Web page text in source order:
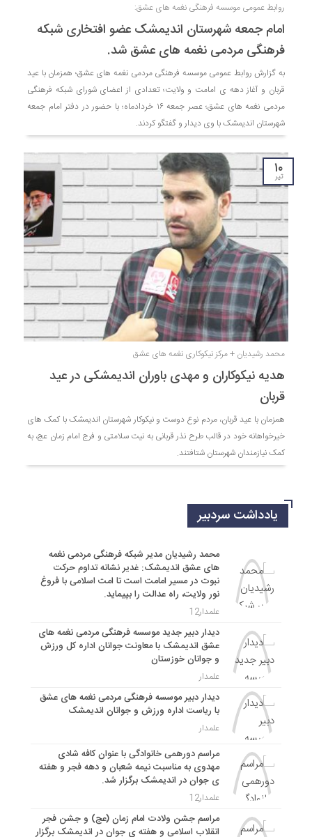
روابط عمومی موسسه فرهنگی نغمه های عشق:
امام جمعه شهرستان اندیمشک عضو افتخاری شبکه
فرهنگی مردمی نغمه های عشق شد.
به گزارش روابط عمومی موسسه فرهنگی مردمی نغمه های عشق؛ همزمان با عید
قربان و آغاز دهه ی امامت و ولایت؛ تعدادی از اعضای شورای شبکه فرهنگی
مردمی نغمه های عشق؛ عصر جمعه ۱۶ خردادماه؛ با حضور در دفتر امام جمعه
شهرستان اندیمشک با وی دیدار و گفتگو کردند.
۱۰
تیر
محمد رشیدیان + مرکز نیکوکاری نغمه های عشق
هدیه نیکوکاران و مهدی باوران اندیمشکی در عید
قربان
همزمان با عید قربان، مردم نوع دوست و نیکوکار شهرستان اندیمشک با کمک های
خیرخواهانه خود در قالب طرح نذر قربانی به نیت سلامتی و فرج امام زمان عج، به
کمک نیازمندان شهرستان شتافتند.
یادداشت سردبیر
محمد رشیدیان مدیر شبکه فرهنگی مردمی نغمه
های عشق اندیمشک: غدیر نشانه تداوم حرکت
نبوت در مسیر امامت است تا امت اسلامی با فروغ
نور ولایت، راه عدالت را بپیماید.
علمدار12
دیدار دبیر جدید موسسه فرهنگی مردمی نغمه های
عشق اندیمشک با معاونت جوانان اداره کل ورزش
و جوانان خوزستان
علمدار
دیدار دبیر موسسه فرهنگی مردمی نغمه های عشق
با ریاست اداره ورزش و جوانان اندیمشک
علمدار
مراسم دورهمی خانوادگی با عنوان کافه شادی
مهدوی به مناسبت نیمه شعبان و دهه فجر و هفته
ی جوان در اندیمشک برگزار شد.
علمدار12
مراسم جشن ولادت امام زمان (عج) و جشن فجر
انقلاب اسلامی و هفته ی جوان در اندیمشک برگزار